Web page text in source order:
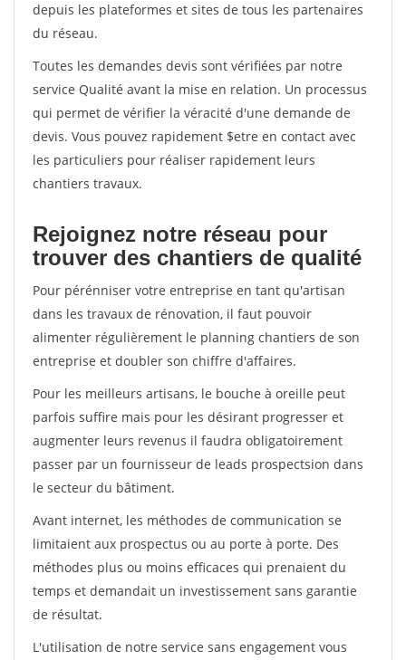
depuis les plateformes et sites de tous les partenaires
du réseau.
Toutes les demandes devis sont vérifiées par notre
service Qualité avant la mise en relation. Un processus
qui permet de vérifier la véracité d'une demande de
devis. Vous pouvez rapidement $etre en contact avec
les particuliers pour réaliser rapidement leurs
chantiers travaux.
Rejoignez notre réseau pour
trouver des chantiers de qualité
Pour pérénniser votre entreprise en tant qu'artisan
dans les travaux de rénovation, il faut pouvoir
alimenter régulièrement le planning chantiers de son
entreprise et doubler son chiffre d'affaires.
Pour les meilleurs artisans, le bouche à oreille peut
parfois suffire mais pour les désirant progresser et
augmenter leurs revenus il faudra obligatoirement
passer par un fournisseur de leads prospectsion dans
le secteur du bâtiment.
Avant internet, les méthodes de communication se
limitaient aux prospectus ou au porte à porte. Des
méthodes plus ou moins efficaces qui prenaient du
temps et demandait un investissement sans garantie
de résultat.
L'utilisation de notre service sans engagement vous